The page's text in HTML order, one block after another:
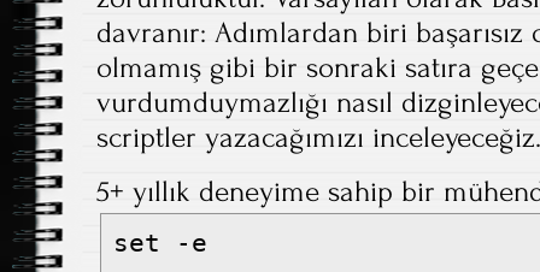
davranır: Adımlardan biri
olmamış gibi bir sonraki satıra
vurdumduymazlığı nasıl
scriptler yazacağımızı inceleyeceğiz.
5+ yıllık deneyime sahip bir
set -e